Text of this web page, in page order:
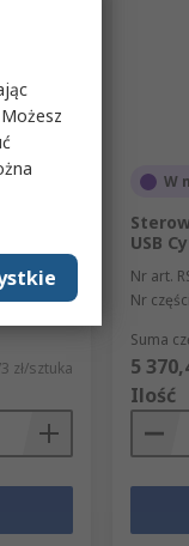
zł/sztuka
W
USB
Nr art.
Nr
Suma
5
Ilość